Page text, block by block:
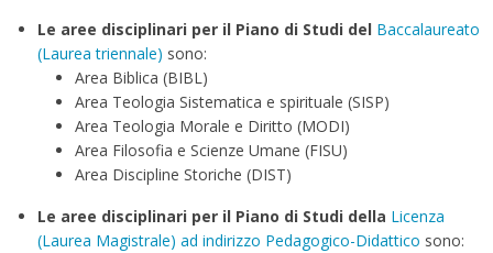
Le aree disciplinari per il Piano di Studi del Baccalaureato
(Laurea triennale) sono:
Area Biblica (BIBL)
Area Teologia Sistematica e spirituale (SISP)
Area Teologia Morale e Diritto (MODI)
Area Filosofia e Scienze Umane (FISU)
Area Discipline Storiche (DIST)
Le aree disciplinari per il Piano di Studi della Licenza
(Laurea Magistrale) ad indirizzo Pedagogico-Didattico sono: